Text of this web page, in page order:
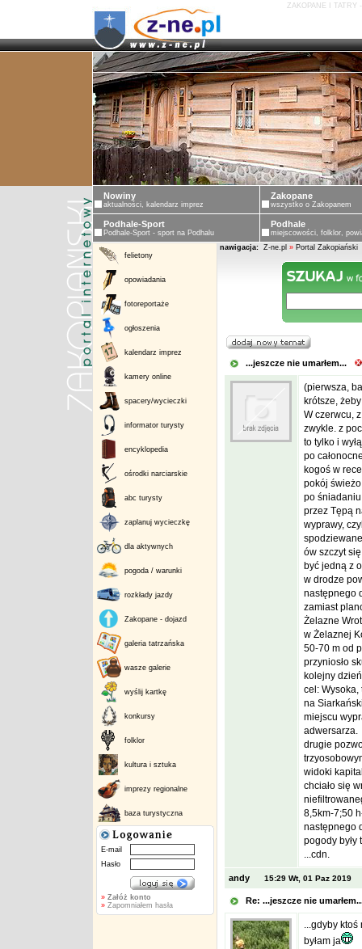
ZAKOPANE I TATRY
Nowiny
aktualności, kalendarz imprez
Zakopane
wszystko o Zakopanem
Podhale-Sport
Podhale-Sport - sport na Podhalu
Podhale
miejscowości, folklor,
felietony
opowiadania
fotoreportaże
ogłoszenia
kalendarz imprez
kamery online
spacery/wycieczki
informator turysty
encyklopedia
ośrodki narciarskie
abc turysty
zaplanuj wycieczkę
dla aktywnych
pogoda / warunki
rozkłady jazdy
Zakopane - dojazd
galeria tatrzańska
wasze galerie
wyślij kartkę
konkursy
folklor
kultura i sztuka
imprezy regionalne
baza turystyczna
E-mail
Hasło
» Załóż konto
»Zapomniałem hasła
nawigacja: Z-ne.pl » Portal Zakopiański
...jeszcze nie umarłem...
(pierwsza,
krótsze,
W czerwcu,
zwykle. z
to tylko i
po
kogoś w
pokój
po
przez Tępą
wyprawy,
ów szczyt
być jedną z
w drodze
następnego
zamiast
Żelazne
w Żelaznej
50-70 m od
przyniosło
kolejny
cel: Wysoka,
na
miejscu
adwersarza.
drugie
widoki
chciało się
8,5km-7;50
następnego
pogody były
...cdn.
andy 15:29 Wt, 01 Paz 2019
Re: ...jeszcze nie
...gdyby ktoś
byłam ja